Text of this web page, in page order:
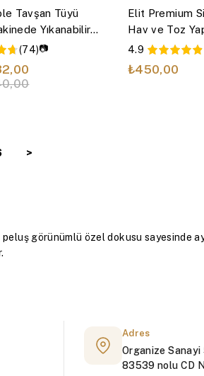
Tavşan Tüyü
Yıkanabilir
Mutfak Halı Kilim
(74)📷
Elit Premium
Hav ve Toz
4.9
₺450,00
>
görünümlü özel dokusu sayesinde
Adres
Organize Sanayi
83539 nolu CD